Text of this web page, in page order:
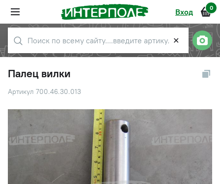
Вход 0
✕
Палец вилки
Артикул 700.46.30.013